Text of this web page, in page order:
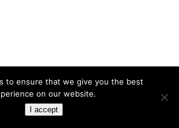
to ensure that we give you the best
on our website.
I accept